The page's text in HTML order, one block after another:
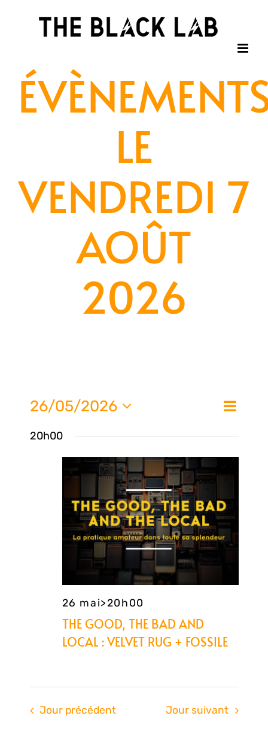
LE
VENDREDI 7
AOÛT
2026
Jour
26/05/2026
une
date.
20h00
26 mai>20h00
THE GOOD, THE BAD AND
LOCAL : VELVET RUG + FOSSILE
Jour précédent Jour suivant